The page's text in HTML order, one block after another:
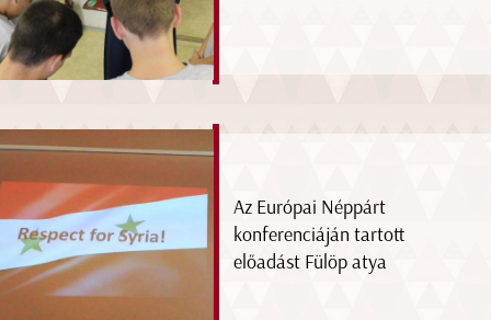
Az Európai Néppárt
konferenciáján tartott
előadást Fülöp atya